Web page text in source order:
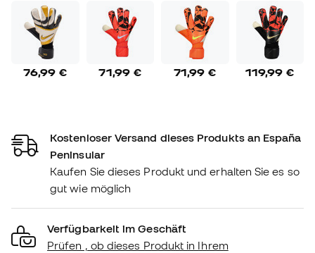
76,99 € 71,99 € 71,99 € 119,99 €
Kostenloser Versand dieses Produkts an España
Peninsular
Kaufen Sie dieses Produkt und erhalten Sie es so
gut wie möglich
Verfügbarkeit im Geschäft
Prüfen , ob dieses Produkt in Ihrem